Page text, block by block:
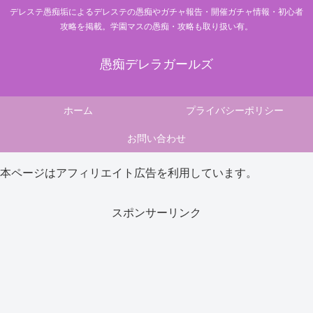
デレステ愚痴垢によるデレステの愚痴やガチャ報告・開催ガチャ情報・初心者
攻略を掲載。学園マスの愚痴・攻略も取り扱い有。
愚痴デレラガールズ
ホーム プライバシーポリシー
お問い合わせ
本ページはアフィリエイト広告を利用しています。
スポンサーリンク